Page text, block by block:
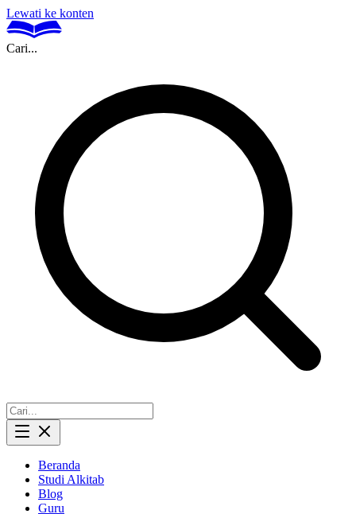
Lewati ke konten
Cari...
Beranda
Studi Alkitab
Blog
Guru